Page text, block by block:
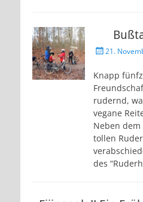
Veröffentlicht
21.
Knapp
rudernd,
vegane
Neben
tollen
des